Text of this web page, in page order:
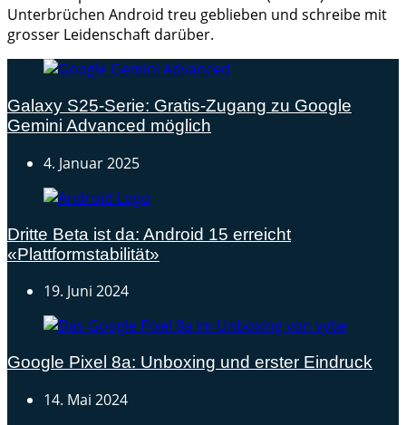
Unterbrüchen Android treu geblieben und schreibe mit
grosser Leidenschaft darüber.
Galaxy S25-Serie: Gratis-Zugang zu Google
Gemini Advanced möglich
4. Januar 2025
Dritte Beta ist da: Android 15 erreicht
«Plattformstabilität»
19. Juni 2024
Google Pixel 8a: Unboxing und erster Eindruck
14. Mai 2024